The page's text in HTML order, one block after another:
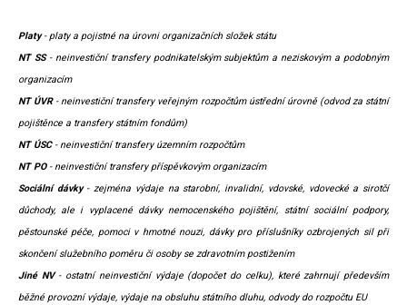
Platy- platy a pojistné na úrovni organizačních složek státu
NT SS - neinvestiční transfery podnikatelským subjektům a neziskovým a podobným
organizacím
NT ÚVR- neinvestiční transfery veřejným rozpočtům ústřední úrovně (odvod za státní
pojištěnce a transfery státním fondům)
NT ÚSC- neinvestiční transfery územním rozpočtům
NT PO- neinvestiční transfery příspěvkovým organizacím
Sociální dávky- zejména výdaje na starobní, invalidní, vdovské, vdovecké a sirotčí
důchody, ale i vyplacené dávky nemocenského pojištění, státní sociální podpory,
pěstounské péče, pomoci v hmotné nouzi, dávky pro příslušníky ozbrojených sil při
skončení služebního poměru či osoby se zdravotním postižením
Jiné NV - ostatní neinvestiční výdaje (dopočet do celku), které zahrnují především
běžné provozní výdaje, výdaje na obsluhu státního dluhu, odvody do rozpočtu EU